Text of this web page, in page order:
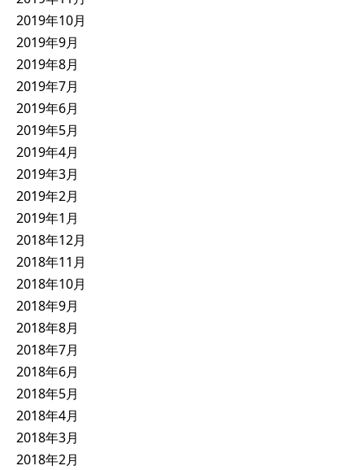
2019年10月
2019年9月
2019年8月
2019年7月
2019年6月
2019年5月
2019年4月
2019年3月
2019年2月
2019年1月
2018年12月
2018年11月
2018年10月
2018年9月
2018年8月
2018年7月
2018年6月
2018年5月
2018年4月
2018年3月
2018年2月